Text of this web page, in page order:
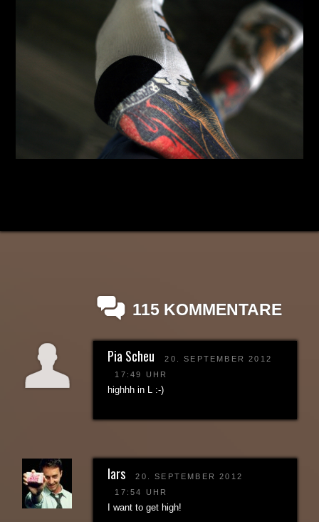
115 KOMMENTARE
Pia Scheu
20. SEPTEMBER 2012
17:49 UHR
highhh in L :-)
lars
20. SEPTEMBER 2012
17:54 UHR
I want to get high!